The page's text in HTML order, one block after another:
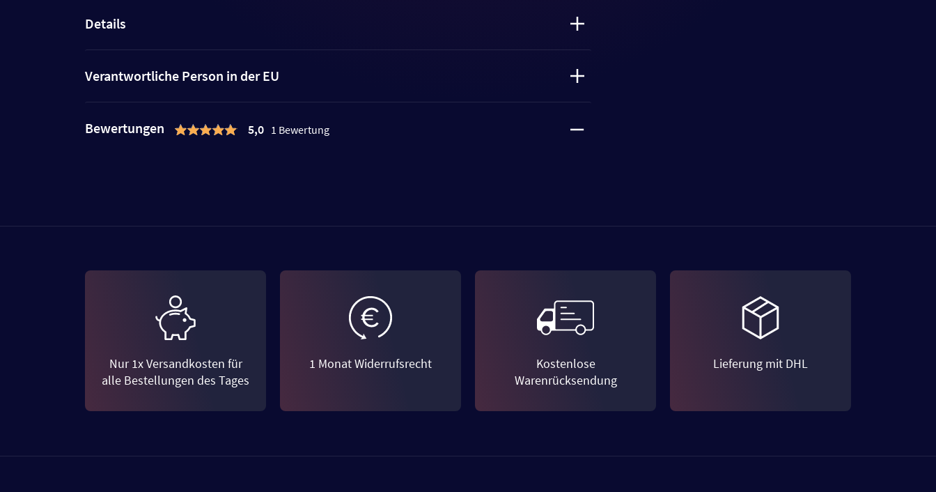
Details
Verantwortliche Person in der EU
Bewertungen 5,0 1 Bewertung
Nur 1x Versandkosten für
alle Bestellungen des Tages
1 Monat Widerrufsrecht
Kostenlose
Warenrücksendung
Lieferung mit DHL